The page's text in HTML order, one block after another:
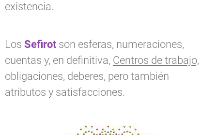
existencia.
Los Sefirot son esferas, numeraciones,
cuentas y, en definitiva, Centros de trabajo,
obligaciones, deberes, pero también
atributos y satisfacciones.